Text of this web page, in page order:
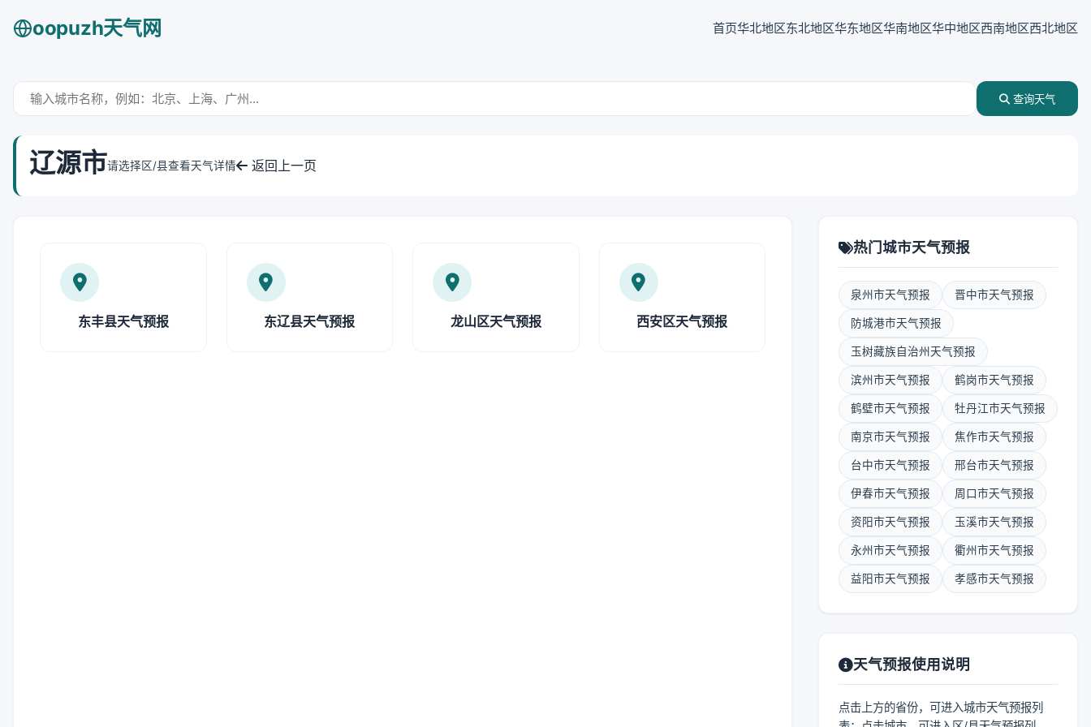
oopuzh天气网 首页华北地区东北地区华东地区华南地区华中地区西南地区西北地区
查询天气
辽源市请选择区/县查看天气详情 返回上一页
东丰县天气预报 东辽县天气预报 龙山区天气预报 西安区天气预报
热门城市天气预报
泉州市天气预报 晋中市天气预报
防城港市天气预报
玉树藏族自治州天气预报
滨州市天气预报 鹤岗市天气预报
鹤壁市天气预报 牡丹江市天气预报
南京市天气预报 焦作市天气预报
台中市天气预报 邢台市天气预报
伊春市天气预报 周口市天气预报
资阳市天气预报 玉溪市天气预报
永州市天气预报 衢州市天气预报
益阳市天气预报 孝感市天气预报
天气预报使用说明
点击上方的省份，可进入城市天气预报列